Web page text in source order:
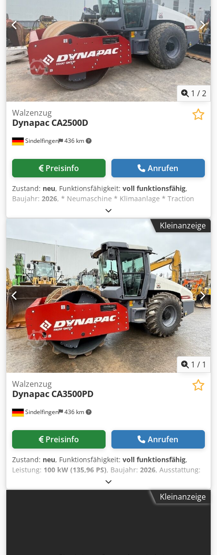
1 /2
Sindelfingen 436 km
Walzenzug
Dynapac CA2500D
Preisinfo Anrufen
Zustand: neu, Funktionsfähigkeit: voll funktionsfähig,
Baujahr: 2026, * Neumaschine * Klimaanlage * Traction
Control / Eco * Seismic * Cummins-Motor F3.8 (100 kW –
135PS) * Statische Linienlast 26 kg/cm² *
Traktionskontrolle/NoSpin Differential Chjdpjyuvybsfx
Aguea * Rundumleuchte H3 LED * Einsatzgew 10.350kg
(Maximal Gew 14.500kg) * sofort Lieferbar
Kleinanzeige
1 / 1
Sindelfingen 436 km
Walzenzug
Dynapac CA3500PD
Preisinfo Anrufen
Zustand: neu, Funktionsfähigkeit: voll funktionsfähig,
Leistung: 100 kW (135,96 PS), Baujahr: 2026, Ausstattung:
Kabine, Klimaanlage, Traktionskontrolle
* Scharrfußbandage * Seismic * Cummins F3.8 Motor (100
kW) * Einsatzgew 13t * max Gewicht 14.600 kg * Statische
Kleinanzeige